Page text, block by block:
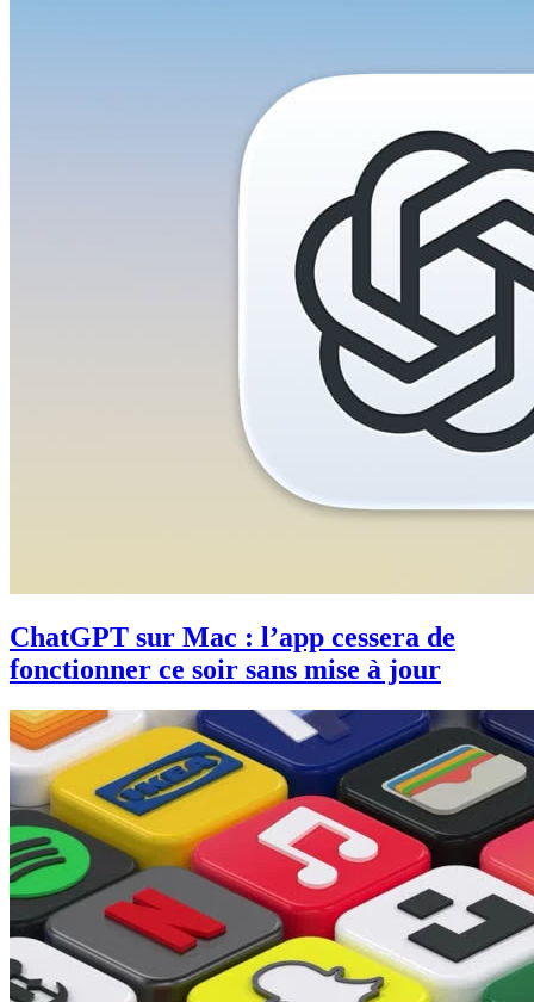
ChatGPT sur Mac : l’app cessera de
fonctionner ce soir sans mise à jour